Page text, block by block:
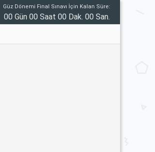
Güz Dönemi Final Sınavı İçin Kalan Süre:
00 Gün 00 Saat 00 Dak. 00 San.